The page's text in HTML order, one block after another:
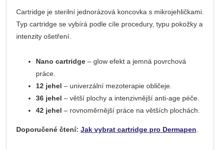
Cartridge je sterilní jednorázová koncovka s mikrojehličkami.
Typ cartridge se vybírá podle cíle procedury, typu pokožky a
intenzity ošetření.
Nano cartridge – glow efekt a jemná povrchová
práce.
12 jehel – univerzální mezoterapie obličeje.
36 jehel – větší plochy a intenzivnější anti-age péče.
42 jehel – rovnoměrnější práce na větších plochách.
Doporučené čtení: Jak vybrat cartridge pro Dermapen